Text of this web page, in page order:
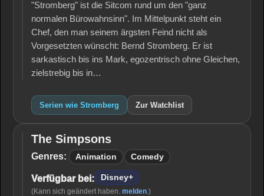
"Stromberg" ist die Sitcom rund um den "ganz
normalen Bürowahnsinn". Im Mittelpunkt steht ein
Chef, den man seinem ärgsten Feind nicht als
Vorgesetzten wünscht: Bernd Stromberg. Er ist
sarkastisch bis ins Mark, egozentrisch ohne Gleichen,
zielstrebig bis in…
Serien wie Stromberg Zur Watchlist
The
Simpsons
The Simpsons
Genres: Animation Comedy
Verfügbar bei: Disney+
(Kann sich geändert haben. melden.)